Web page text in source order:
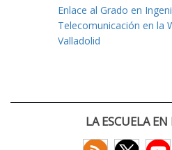
Enlace al Grado en
Telecomunicación en la
Valladolid
LA ESCUELA EN